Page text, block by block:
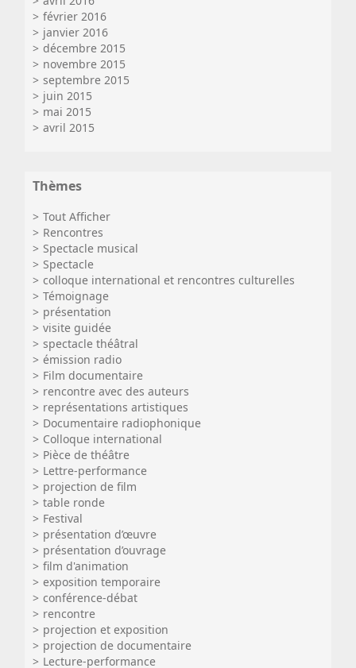
février 2016
janvier 2016
décembre 2015
novembre 2015
septembre 2015
juin 2015
mai 2015
avril 2015
Thèmes
Tout Afficher
Rencontres
Spectacle musical
Spectacle
colloque international et rencontres culturelles
Témoignage
présentation
visite guidée
spectacle théâtral
émission radio
Film documentaire
rencontre avec des auteurs
représentations artistiques
Documentaire radiophonique
Colloque international
Pièce de théâtre
Lettre-performance
projection de film
table ronde
Festival
présentation d’œuvre
présentation d’ouvrage
film d'animation
exposition temporaire
conférence-débat
rencontre
projection et exposition
projection de documentaire
Lecture-performance